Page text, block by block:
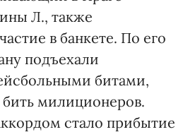
Л., также
в банкете. По его
подъехали
битами,
милиционеров.
стало прибытие